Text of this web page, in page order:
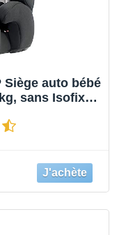
Siège auto bébé
sans Isofix
Housse